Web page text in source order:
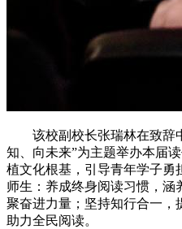
该校副校长张瑞林在致辞
知、向未来”为主题举办本届
植文化根基，引导青年学子勇
师生：养成终身阅读习惯，涵
聚奋进力量；坚持知行合一，
助力全民阅读。